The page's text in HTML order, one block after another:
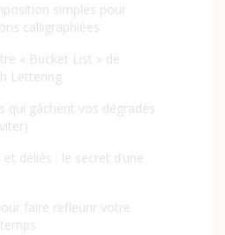
simples pour
calligraphiées
« Bucket List » de
Lettering
qui gâchent vos dégradés
déliés : le secret d’une
faire refleurir votre